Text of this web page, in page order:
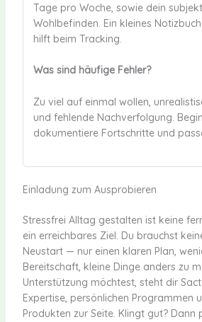
Tage pro Woche, sowie dein
Wohlbefinden. Ein kleines
hilft beim Tracking.
Was sind häufige Fehler?
Zu viel auf einmal wollen,
und fehlende Nachverfolgung.
dokumentiere Fortschritte und
Einladung zum Ausprobieren
Stressfrei Alltag gestalten ist keine
ein erreichbares Ziel. Du brauchst
Neustart — nur einen klaren Plan,
Bereitschaft, kleine Dinge anders zu
Unterstützung möchtest, steht dir
Expertise, persönlichen Programmen
Produkten zur Seite. Klingt gut? Dann